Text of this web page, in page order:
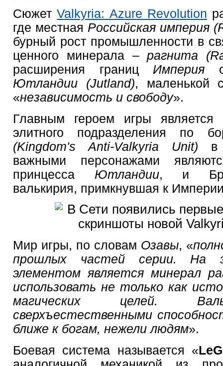
СюжетValkyria: Azure Revolution
где местная Российская империя
бурный рост промышленности в
ценного минерала –рагнита
расширения границ Империя
Ютландии (Jutland), маленькой
«независимость и свободу».
Главным героем игры
элитного подразделения по
(Kingdom's Anti-Valkyria Unit)
важными персонажами
принцесса Ютландии, и
валькирия, примкнувшая к
Мир игры, по словам Озавы, «
прошлых частей серии. На
элементом является минерал
использовать не только как
магических целей.
сверхъестественными
ближе к богам, нежели людям».
Боевая система называется «